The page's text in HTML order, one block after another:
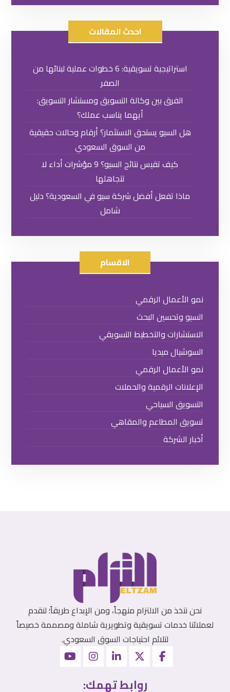
احدث المقالات
استراتيجية تسويقية: 6 خطوات عملية لبنائها من
الصفر
الفرق بين وكالة التسويق ومستشار التسويق:
أيهما يناسب عملك؟
هل السيو يستحق الاستثمار؟ أرقام وحالات حقيقية
من السوق السعودي
كيف تقيس نتائج السيو؟ 9 مؤشرات أداء لا
تتجاهلها
ماذا تفعل أفضل شركة سيو في السعودية؟ دليل
شامل
الاقسام
نمو الأعمال الرقمي
السيو وتحسين البحث
الاستشارات والتخطيط التسويقي
السوشيال ميديا
نمو الأعمال الرقمي
الإعلانات الرقمية والحملات
التسويق السياحي
تسويق المطاعم والمقاهي
أخبار الشركة
نحن نتخذ من الالتزام منهجاً، ومن الإبداع طريقاً؛ لنقدم
لعملائنا خدمات تسويقية وتطويرية شاملة ومصممة خصيصاً
لتلائم احتياجات السوق السعودي.
روابط تهمك: